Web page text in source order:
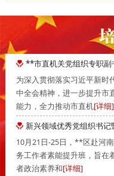
**市直机关党组织专职
为深入贯彻落实习近平新时
中全会精神，进一步提升市
能力，全力推动市直机[详细]
新兴领域优秀党组织书
10月21日-25日，**区赴河
务工作者素能提升班，旨在
者政治素养和[详细]